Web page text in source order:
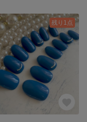
残り1点